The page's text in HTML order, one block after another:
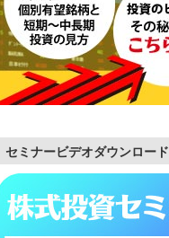
セミナービデオダウンロード